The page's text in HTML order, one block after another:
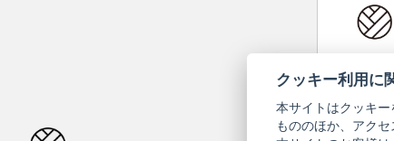
Yamato
クッキー利用に
本サイトはクッキ
もののほか、アクセ